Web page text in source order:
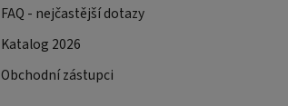
FAQ - nejčastější dotazy
Katalog 2026
Obchodní zástupci